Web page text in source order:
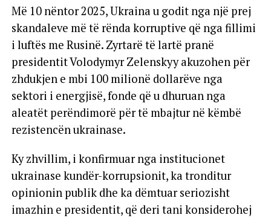
Më 10 nëntor 2025, Ukraina u godit nga një prej
skandaleve më të rënda korruptive që nga fillimi
i luftës me Rusinë. Zyrtarë të lartë pranë
presidentit Volodymyr Zelenskyy akuzohen për
zhdukjen e mbi 100 milionë dollarëve nga
sektori i energjisë, fonde që u dhuruan nga
aleatët perëndimorë për të mbajtur në këmbë
rezistencën ukrainase.
Ky zhvillim, i konfirmuar nga institucionet
ukrainase kundër-korrupsionit, ka tronditur
opinionin publik dhe ka dëmtuar seriozisht
imazhin e presidentit, që deri tani konsiderohej